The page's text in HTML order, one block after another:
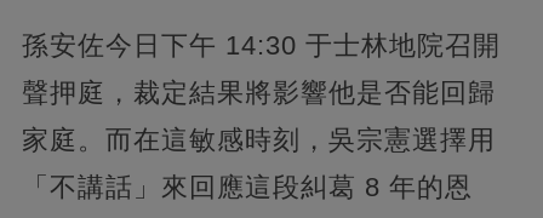
孫安佐今日下午 14:30 于士林地院召開
聲押庭，裁定結果將影響他是否能回歸
家庭。而在這敏感時刻，吳宗憲選擇用
「不講話」來回應這段糾葛 8 年的恩